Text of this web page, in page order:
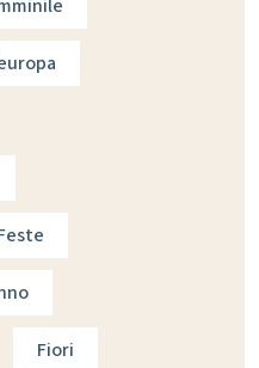
Fiori